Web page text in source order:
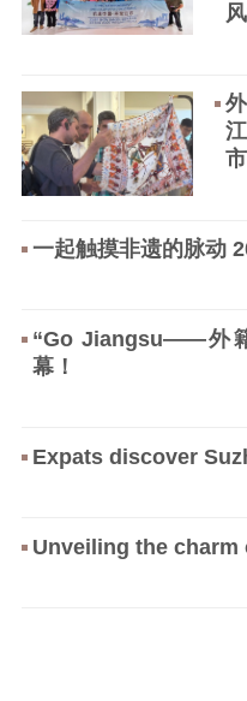
市
一起触摸非遗的脉动
“Go Jiangsu——外
幕！
Expats discover
Unveiling the charm